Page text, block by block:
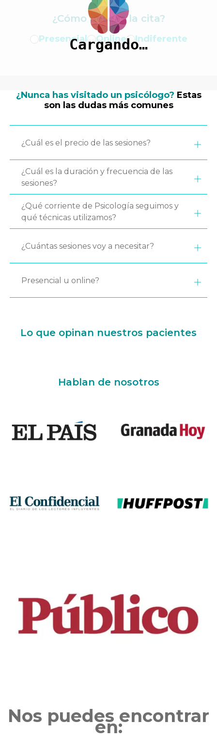
Cargando…
¿Cómo deseas la cita?
Presencial Online Indiferente
¿Nunca has visitado un psicólogo? Estas
son las dudas más comunes
¿Cuál es el precio de las sesiones?
¿Cuál es la duración y frecuencia de las
sesiones?
¿Qué corriente de Psicología seguimos y
qué técnicas utilizamos?
¿Cuántas sesiones voy a necesitar?
Presencial u online?
Lo que opinan nuestros pacientes
Hablan de nosotros
Nos puedes encontrar
en: